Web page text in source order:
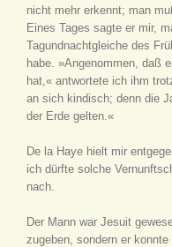
nicht mehr erkennt; man
Eines Tages sagte er mir,
Tagundnachtgleiche des
habe. »Angenommen, daß
hat,« antwortete ich ihm
an sich kindisch; denn die
der Erde gelten.«
De la Haye hielt mir
ich dürfte solche
nach.
Der Mann war Jesuit
zugeben, sondern er